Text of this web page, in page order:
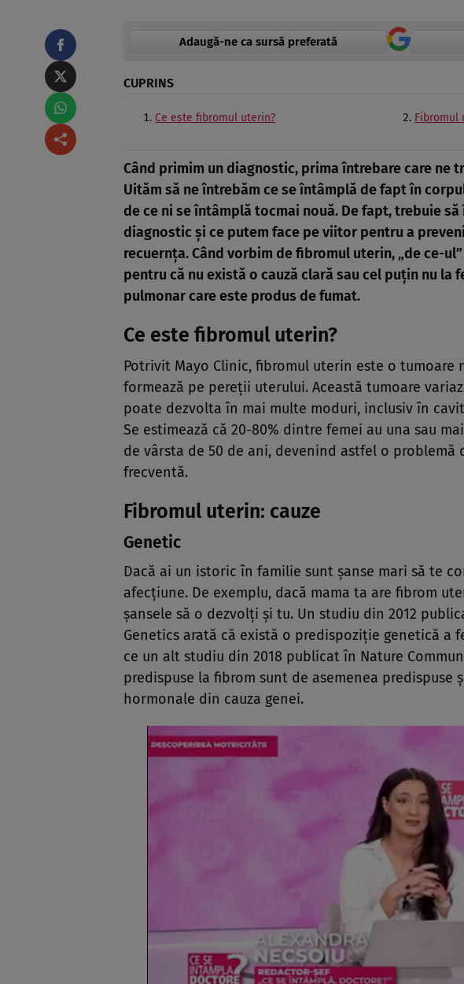
Adaugă-ne ca sursă preferată
CUPRINS
Ce este fibromul uterin? Fibromul
Când primim un diagnostic, prima întrebare care ne
Uităm să ne întrebăm ce se întâmplă de fapt în
de ce ni se întâmplă tocmai nouă. De fapt, trebuie
diagnostic și ce putem face pe viitor pentru a
recuernța. Când vorbim de fibromul uterin, „de ce-
pentru că nu există o cauză clară sau cel puțin nu la
pulmonar care este produs de fumat.
Ce este fibromul uterin?
Potrivit Mayo Clinic, fibromul uterin este o tumoare
formează pe pereții uterului. Această tumoare
poate dezvolta în mai multe moduri, inclusiv în
Se estimează că 20-80% dintre femei au una sau
de vârsta de 50 de ani, devenind astfel o problemă
frecventă.
Fibromul uterin: cauze
Genetic
Dacă ai un istoric în familie sunt șanse mari să te
afecțiune. De exemplu, dacă mama ta are fibrom
șansele să o dezvolți și tu. Un studiu din 2012
Genetics arată că există o predispoziție genetică a
ce un alt studiu din 2018 publicat în Nature
predispuse la fibrom sunt de asemenea
hormonale din cauza genei.